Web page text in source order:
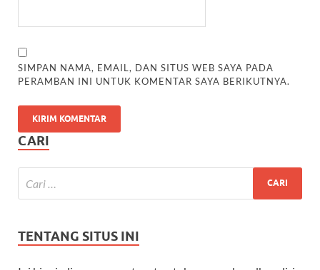
SIMPAN NAMA, EMAIL, DAN SITUS WEB SAYA PADA
PERAMBAN INI UNTUK KOMENTAR SAYA BERIKUTNYA.
CARI
TENTANG SITUS INI